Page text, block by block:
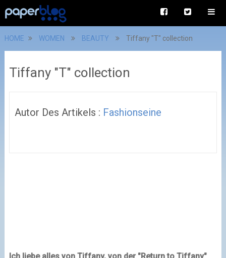
HOME WOMEN BEAUTY Tiffany "T" collection
Tiffany "T" collection
Autor Des Artikels : Fashionseine